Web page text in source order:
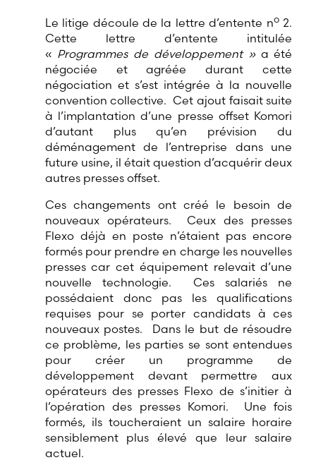
Le litige découle de la lettre d’entente no2.
Cette lettre d’entente intitulée
« Programmes de développement »a été
négociée et agréée durant cette
négociation et s’est intégrée à la nouvelle
convention collective. Cet ajout faisait suite
à l’implantation d’une presse offset Komori
d’autant plus qu’en prévision du
déménagement de l’entreprise dans une
future usine, il était question d’acquérir deux
autres presses offset.
Ces changements ont créé le besoin de
nouveaux opérateurs. Ceux des presses
Flexo déjà en poste n’étaient pas encore
formés pour prendre en charge les nouvelles
presses car cet équipement relevait d’une
nouvelle technologie. Ces salariés ne
possédaient donc pas les qualifications
requises pour se porter candidats à ces
nouveaux postes. Dans le but de résoudre
ce problème, les parties se sont entendues
pour créer un programme de
développement devant permettre aux
opérateurs des presses Flexo de s’initier à
l’opération des presses Komori. Une fois
formés, ils toucheraient un salaire horaire
sensiblement plus élevé que leur salaire
actuel.